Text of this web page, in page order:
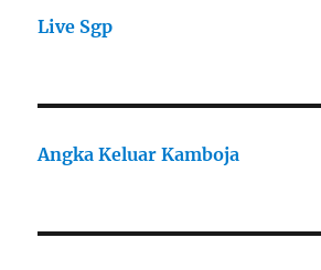
Live Sgp
Angka Keluar Kamboja